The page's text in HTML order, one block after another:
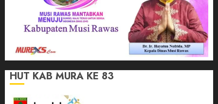
HUT KAB MURA KE 83